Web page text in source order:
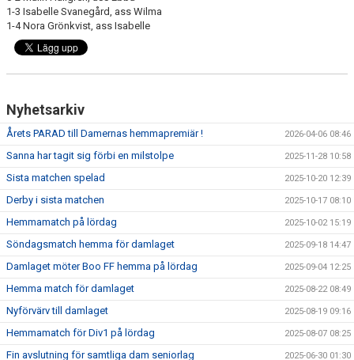
1-3 Isabelle Svanegård, ass Wilma
1-4 Nora Grönkvist, ass Isabelle
Nyhetsarkiv
Årets PARAD till Damernas hemmapremiär ! 2026-04-06 08:46
Sanna har tagit sig förbi en milstolpe 2025-11-28 10:58
Sista matchen spelad 2025-10-20 12:39
Derby i sista matchen 2025-10-17 08:10
Hemmamatch på lördag 2025-10-02 15:19
Söndagsmatch hemma för damlaget 2025-09-18 14:47
Damlaget möter Boo FF hemma på lördag 2025-09-04 12:25
Hemma match för damlaget 2025-08-22 08:49
Nyförvärv till damlaget 2025-08-19 09:16
Hemmamatch för Div1 på lördag 2025-08-07 08:25
Fin avslutning för samtliga dam seniorlag 2025-06-30 01:30